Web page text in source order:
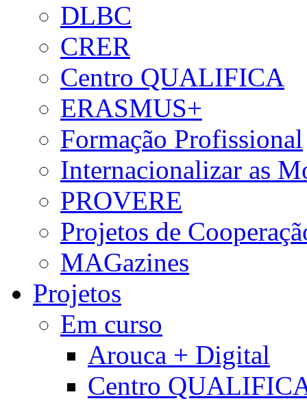
DLBC
CRER
Centro QUALIFICA
ERASMUS+
Formação Profissional
Internacionalizar as
PROVERE
Projetos de
MAGazines
Projetos
Em curso
Arouca + Digital
Centro